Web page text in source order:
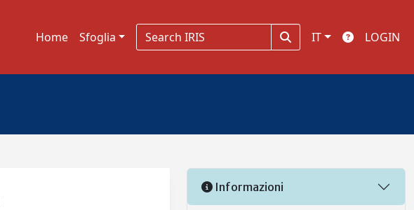
Home Sfoglia IT LOGIN
Informazioni